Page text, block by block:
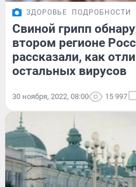
ЗДОРОВЬЕ ПОДРОБНОСТИ
Свиной грипп
втором регионе
рассказали, как
остальных вирусов
30 ноября, 2022, 08:00 15 997